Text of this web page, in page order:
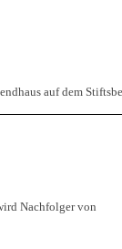
auf dem
Nachfolger von